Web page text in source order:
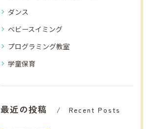
ダンス
ベビースイミング
プログラミング教室
学童保育
最近の投稿 Recent Posts